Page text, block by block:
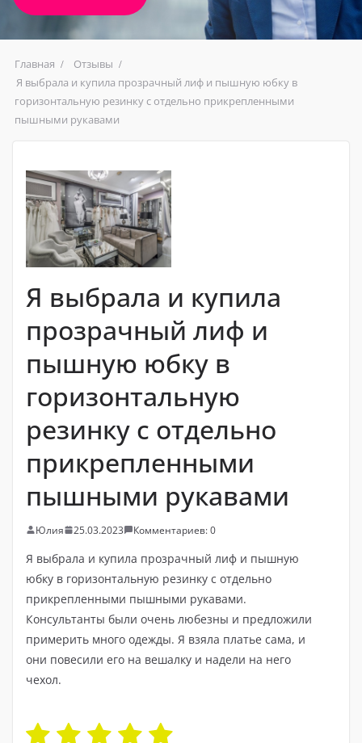
Главная
Отзывы
Я выбрала и купила прозрачный лиф и пышную юбку в
горизонтальную резинку с отдельно прикрепленными
пышными рукавами
Я выбрала и купила
прозрачный лиф и
пышную юбку в
горизонтальную
резинку с отдельно
прикрепленными
пышными рукавами
Юлия 25.03.2023 Комментариев: 0
Я выбрала и купила прозрачный лиф и пышную
юбку в горизонтальную резинку с отдельно
прикрепленными пышными рукавами.
Консультанты были очень любезны и предложили
примерить много одежды. Я взяла платье сама, и
они повесили его на вешалку и надели на него
чехол.